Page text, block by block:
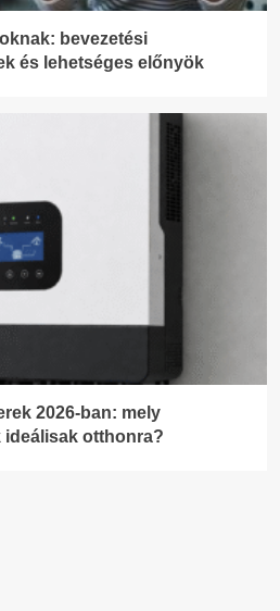
bevezetési
és lehetséges előnyök
2026-ban: mely
otthonra?